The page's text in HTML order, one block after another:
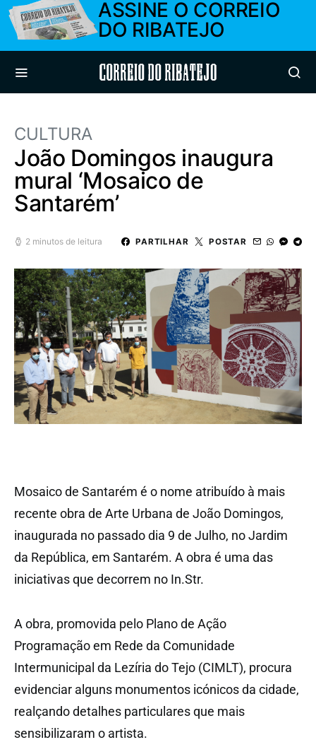
ASSINE O CORREIO
DO RIBATEJO
Correio do Ribatejo
CULTURA
João Domingos inaugura
mural ‘Mosaico de
Santarém’
2 minutos de leitura PARTILHAR POSTAR
Mosaico de Santarém é o nome atribuído à mais
recente obra de Arte Urbana de João Domingos,
inaugurada no passado dia 9 de Julho, no Jardim
da República, em Santarém. A obra é uma das
iniciativas que decorrem no In.Str.
A obra, promovida pelo Plano de Ação
Programação em Rede da Comunidade
Intermunicipal da Lezíria do Tejo (CIMLT), procura
evidenciar alguns monumentos icónicos da cidade,
realçando detalhes particulares que mais
sensibilizaram o artista.